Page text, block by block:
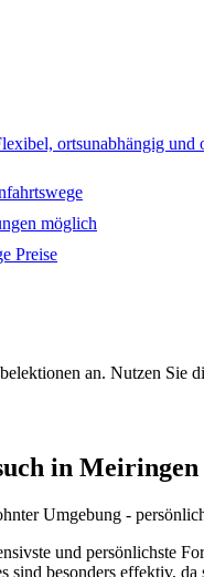
ortsunabhängig und
möglich
Preise
an. Nutzen Sie
in Meiringen
Umgebung -
und persönlichste
sind besonders effektiv,